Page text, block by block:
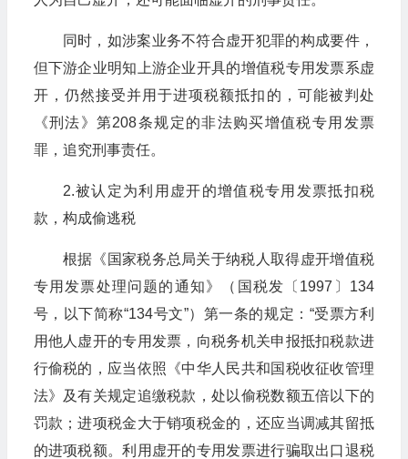
同时，如涉案业务不符合虚开犯罪的构成要件，
但下游企业明知上游企业开具的增值税专用发票系虚
开，仍然接受并用于进项税额抵扣的，可能被判处
《刑法》第208条规定的非法购买增值税专用发票
罪，追究刑事责任。
2.被认定为利用虚开的增值税专用发票抵扣税
款，构成偷逃税
根据《国家税务总局关于纳税人取得虚开增值税
专用发票处理问题的通知》（国税发〔1997〕134
号，以下简称“134号文”）第一条的规定：“受票方利
用他人虚开的专用发票，向税务机关申报抵扣税款进
行偷税的，应当依照《中华人民共和国税收征收管理
法》及有关规定追缴税款，处以偷税数额五倍以下的
罚款；进项税金大于销项税金的，还应当调减其留抵
的进项税额。利用虚开的专用发票进行骗取出口退税